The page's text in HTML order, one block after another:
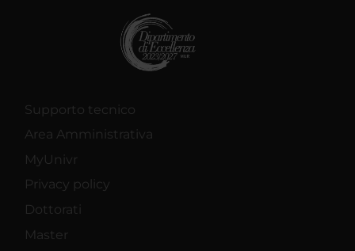
Supporto tecnico
Area Amministrativa
MyUnivr
Privacy policy
Dottorati
Master